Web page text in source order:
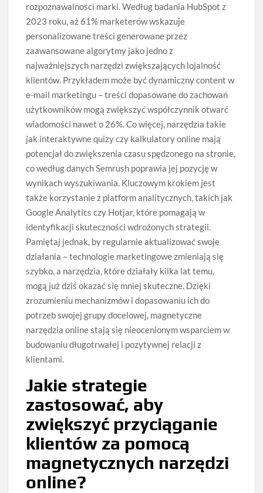
rozpoznawalności marki. Według badania HubSpot z
2023 roku, aż 61% marketerów wskazuje
personalizowane treści generowane przez
zaawansowane algorytmy jako jedno z
najważniejszych narzędzi zwiększających lojalność
klientów. Przykładem może być dynamiczny content w
e-mail marketingu – treści dopasowane do zachowań
użytkowników mogą zwiększyć współczynnik otwarć
wiadomości nawet o 26%. Co więcej, narzędzia takie
jak interaktywne quizy czy kalkulatory online mają
potencjał do zwiększenia czasu spędzonego na stronie,
co według danych Semrush poprawia jej pozycję w
wynikach wyszukiwania. Kluczowym krokiem jest
także korzystanie z platform analitycznych, takich jak
Google Analytics czy Hotjar, które pomagają w
identyfikacji skuteczności wdrożonych strategii.
Pamiętaj jednak, by regularnie aktualizować swoje
działania – technologie marketingowe zmieniają się
szybko, a narzędzia, które działały kilka lat temu,
mogą już dziś okazać się mniej skuteczne. Dzięki
zrozumieniu mechanizmów i dopasowaniu ich do
potrzeb swojej grupy docelowej, magnetyczne
narzędzia online stają się nieocenionym wsparciem w
budowaniu długotrwałej i pozytywnej relacji z
klientami.
Jakie strategie
zastosować, aby
zwiększyć przyciąganie
klientów za pomocą
magnetycznych narzędzi
online?